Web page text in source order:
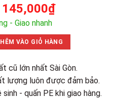
Giá
gốc
là:
200,000₫.
145,000₫Giá
tại
là:
- Giao nhanh
Sắt Mặt Gỗ Tròn Cũ số lượng
VÀO GIỎ HÀNG
cũ lớn nhất Sài Gòn.
lượng luôn được đảm bảo.
- quấn PE khi giao hàng.